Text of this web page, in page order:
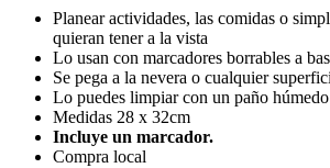
Planear actividades, las comidas o
quieran tener a la vista
Lo usan con marcadores borrables a
Se pega a la nevera o cualquier
Lo puedes limpiar con un paño
Medidas 28 x 32cm
Incluye un marcador.
Compra local